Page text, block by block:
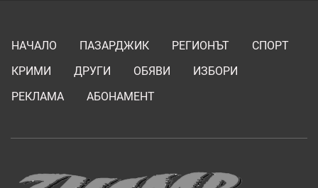
НАЧАЛО ПАЗАРДЖИК РЕГИОНЪТ
СПОРТ
КРИМИ
ДРУГИ ОБЯВИ
ИЗБОРИ
РЕКЛАМА
АБОНАМЕНТ